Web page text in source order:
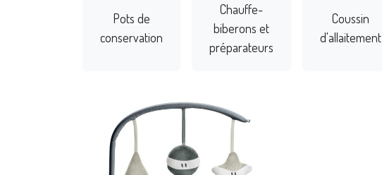
Pots de
conservation
Chauffe-
biberons et
préparateurs
Coussin
d'allaitement